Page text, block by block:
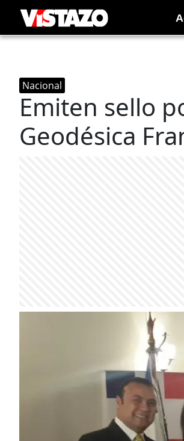
Nacional
Emiten sello
Geodésica